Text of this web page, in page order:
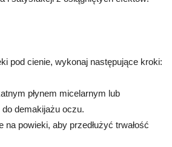
pod cienie, wykonaj następujące kroki:
płynem micelarnym lub
demakijażu oczu.
na powieki, aby przedłużyć trwałość